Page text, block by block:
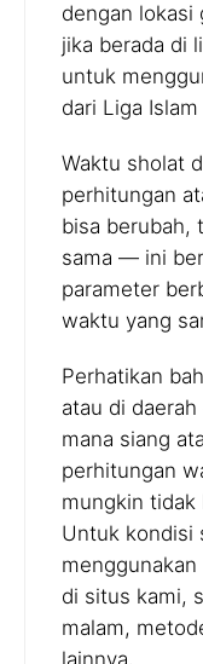
dengan lokasi
jika berada di
untuk
dari Liga
Waktu sholat
perhitungan
bisa berubah,
sama — ini
parameter
waktu yang
Perhatikan
atau di
mana siang
perhitungan
mungkin tidak
Untuk kondisi
di situs kami,
malam,